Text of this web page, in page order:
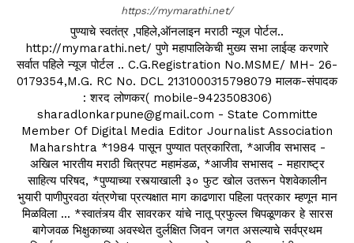
https://mymarathi.net/
पुण्याचे स्वतंत्र ,पहिले,ऑनलाइन मराठी न्यूज पोर्टल..
http://mymarathi.net/ पुणे महापालिकेची मुख्य सभा लाईव्ह करणारे
सर्वात पहिले न्यूज पोर्टल .. C.G.Registration No.MSME/ MH- 26-
0179354,M.G. RC No. DCL 2131000315798079 मालक-संपादक
: शरद लोणकर( mobile-9423508306)
sharadlonkarpune@gmail.com - State Committe
Member Of Digital Media Editor Journalist Association
Maharshtra *1984 पासून पुण्यात पत्रकारिता, *आजीव सभासद -
अखिल भारतीय मराठी चित्रपट महामंडळ, *आजीव सभासद - महाराष्ट्र
साहित्य परिषद, *पुण्याच्या रस्त्याखाली ३० फुट खोल उतरून पेशवेकालीन
भुयारी पाणीपुरवठा यंत्रणेचा प्रत्यक्षात माग काढणारा पहिला पत्रकार म्हणून मान
मिळविला ... *स्वातंत्र्य वीर सावरकर यांचे नातू प्रफुल्ल चिपळूणकर हे सारस
बागेजवळ भिक्षुकाच्या अवस्थेत दुर्लक्षित जिवन जगत असल्याचे सर्वप्रथम